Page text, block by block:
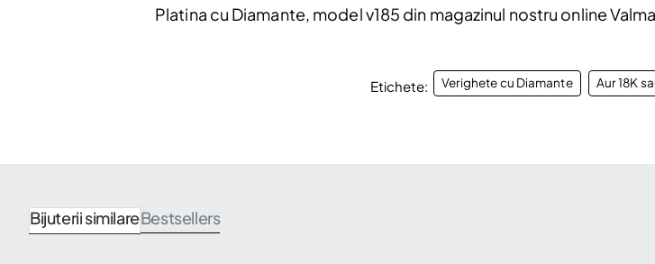
Platina cu Diamante, model v185 din magazinul nostru online
Etichete: Verighete cu Diamante Aur 18K
Bijuterii similareBestsellers